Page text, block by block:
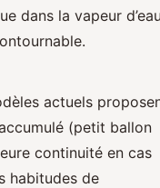
dans la vapeur
actuels
(petit ballon
continuité en cas
habitudes de